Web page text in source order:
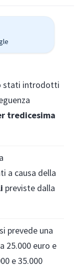
stati introdotti
tredicesima
a causa della
previste dalla
prevede una
25.000 euro e
e 35.000